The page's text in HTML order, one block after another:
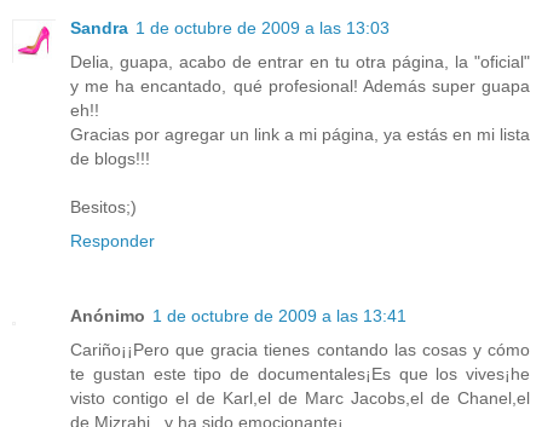
Sandra 1 de octubre de 2009 a las 13:03
Delia, guapa, acabo de entrar en tu otra página, la "oficial"
y me ha encantado, qué profesional! Además super guapa
eh!!
Gracias por agregar un link a mi página, ya estás en mi lista
de blogs!!!
Besitos;)
Responder
Anónimo 1 de octubre de 2009 a las 13:41
Cariño¡¡Pero que gracia tienes contando las cosas y cómo
te gustan este tipo de documentales¡Es que los vives¡he
visto contigo el de Karl,el de Marc Jacobs,el de Chanel,el
de Mizrahi...y ha sido emocionante¡